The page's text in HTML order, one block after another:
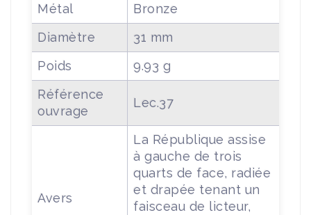
Métal
Bronze
Diamètre
31 mm
Poids
9.93 g
Référence
ouvrage
Lec.37
Avers
La République assise
à gauche de trois
quarts de face, radiée
et drapée tenant un
faisceau de licteur,